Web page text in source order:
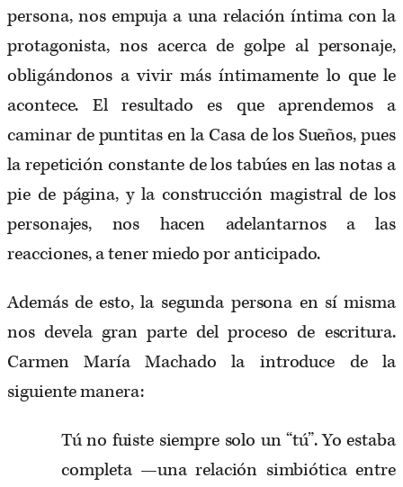
persona, nos empuja a una relación íntima con la
protagonista, nos acerca de golpe al personaje,
obligándonos a vivir más íntimamente lo que le
acontece. El resultado es que aprendemos a
caminar de puntitas en la Casa de los Sueños, pues
la repetición constante de los tabúes en las notas a
pie de página, y la construcción magistral de los
personajes, nos hacen adelantarnos a las
reacciones, a tener miedo por anticipado.
Además de esto, la segunda persona en sí misma
nos devela gran parte del proceso de escritura.
Carmen María Machado la introduce de la
siguiente manera:
Tú no fuiste siempre solo un “tú”. Yo estaba
completa —una relación simbiótica entre